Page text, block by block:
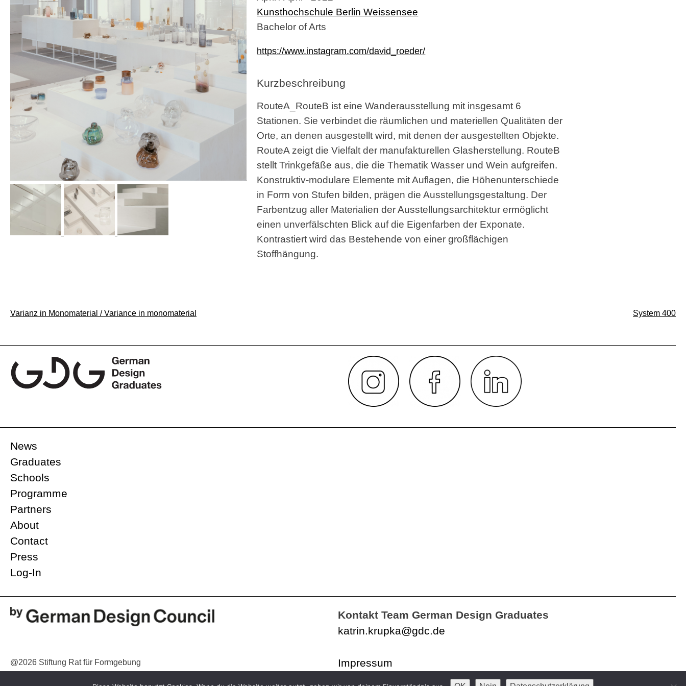
Kunsthochschule Berlin Weissensee
Bachelor of Arts
https://www.instagram.com/david_roeder/
Kurzbeschreibung
RouteA_RouteB ist eine Wanderausstellung mit insgesamt 6
Stationen. Sie verbindet die räumlichen und materiellen Qualitäten der
Orte, an denen ausgestellt wird, mit denen der ausgestellten Objekte.
RouteA zeigt die Vielfalt der manufakturellen Glasherstellung. RouteB
stellt Trinkgefäße aus, die die Thematik Wasser und Wein aufgreifen.
Konstruktiv-modulare Elemente mit Auflagen, die Höhenunterschiede
in Form von Stufen bilden, prägen die Ausstellungsgestaltung. Der
Farbentzug aller Materialien der Ausstellungsarchitektur ermöglicht
einen unverfälschten Blick auf die Eigenfarben der Exponate.
Kontrastiert wird das Bestehende von einer großflächigen
Stoffhängung.
Beitragsnavigation
Varianz in Monomaterial / Variance in monomaterial System 400
News
Graduates
Schools
Programme
Partners
About
Contact
Press
Log-In
@2026 Stiftung Rat für Formgebung
Kontakt Team German Design Graduates
katrin.krupka@gdc.de
Impressum